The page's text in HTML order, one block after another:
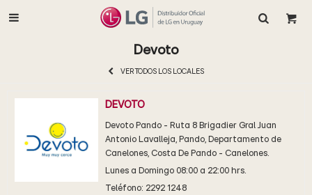

Devoto
VER TODOS LOS LOCALES
DEVOTO
Devoto Pando - Ruta 8 Brigadier Gral Juan
Antonio Lavalleja, Pando, Departamento de
Canelones, Costa De Pando - Canelones.
Lunes a Domingo 08:00 a 22:00 hrs.
Teléfono: 2292 1248